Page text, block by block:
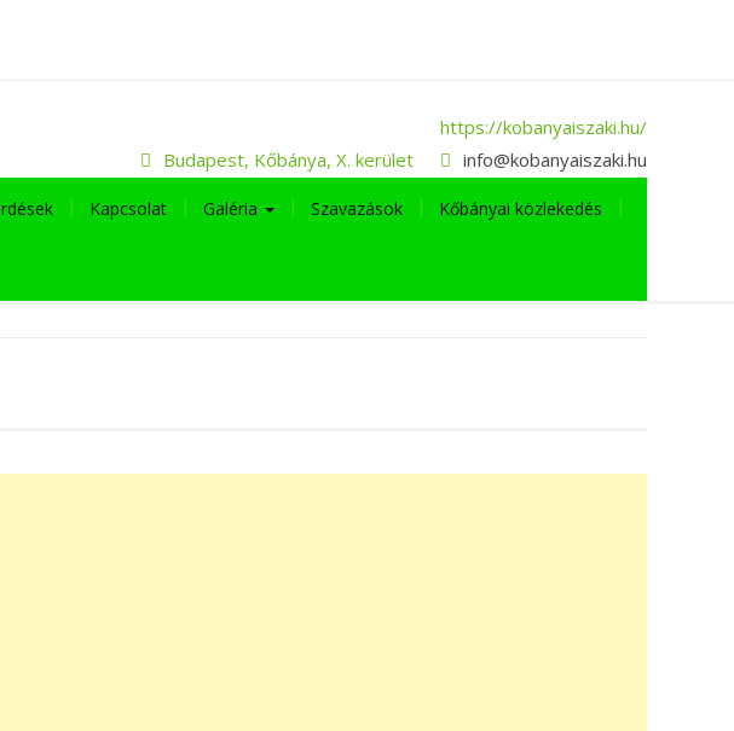
https://kobanyaiszaki.hu/
Budapest, Kőbánya, X. kerület
info@kobanyaiszaki.hu
Kapcsolat Galéria Szavazások Kőbányai közlekedés